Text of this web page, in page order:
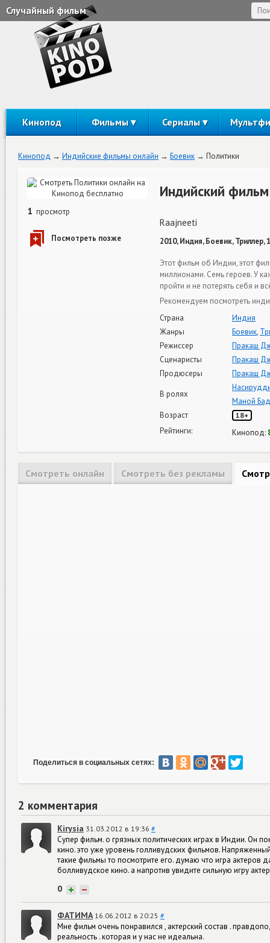
Случайный фильм
Кинопод Фильмы Сериалы
Кинопод Индийские фильмы онлайн Боевик Политики
1 просмотр
Индийский
Raajneeti
2010, Индия, Боевик, Триллер,
Этот фильм об Индии, этот
миллионами. Семь героев. У
пройти и не потерять себя и
Рекомендуем посмотреть
Страна
Индия
Жанры
Боевик,
Режиссер
Пракаш
Сценаристы
Пракаш
Продюсеры
Пракаш
В ролях
Маной
Возраст
18+
Рейтинги: Кинопод:
Смотреть онлайн Смотреть без рекламы
Поделиться в социальных сетях:
2 комментария
Kirysia 31.03.2012 в 19:36 #
Супер фильм. о грязных политических играх в Индии. Он
кино. это уже уровень голливудских фильмов.
такие фильмы то посмотрите его. думаю что игра актеров
болливудское кино. а напротив увидите сильную игру
0 + −
ФАТИМА 16.06.2012 в 20:25 #
Мне фильм очень понравился , актерский состав .
реальность . которая и у нас не идеальна.